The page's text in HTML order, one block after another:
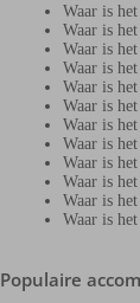
Waar is
Waar is
Waar is
Waar is
Waar is
Waar is
Waar is
Waar is
Waar is
Waar is
Waar is
Waar is
Populaire